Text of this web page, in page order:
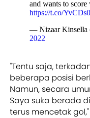
and wants to
https://t.co/
— Nizaar Kinsella
2022
"Tentu saja,
beberapa posisi
Namun, secara
Saya suka berada
terus mencetak